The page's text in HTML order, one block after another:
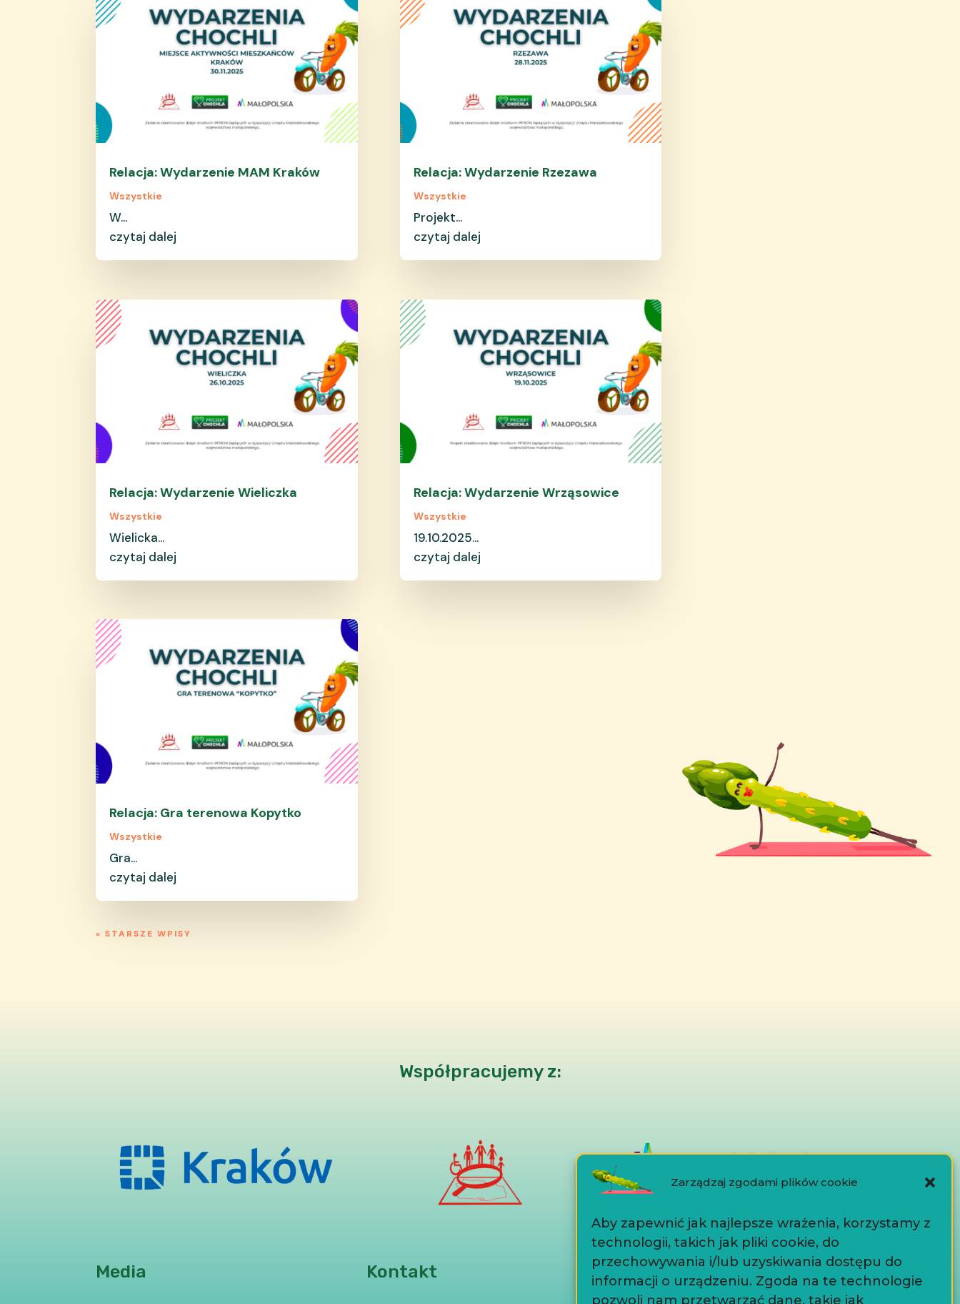
Zarządzaj zgodami plików cookie
Aby zapewnić jak najlepsze wrażenia, korzystamy z
technologii, takich jak pliki cookie, do
przechowywania i/lub uzyskiwania dostępu do
informacji o urządzeniu. Zgoda na te technologie
pozwoli nam przetwarzać dane, takie jak
Relacja: Wydarzenie MAM Kraków
Wszystkie
W...
czytaj dalej
Relacja: Wydarzenie Wieliczka
Wszystkie
Wielicka...
czytaj dalej
Relacja: Gra terenowa Kopytko
Wszystkie
Gra...
czytaj dalej
Relacja: Wydarzenie Rzezawa
Wszystkie
Projekt...
czytaj dalej
Relacja: Wydarzenie Wrząsowice
Wszystkie
19.10.2025...
czytaj dalej
« STARSZE WPISY
Współpracujemy z:
Media Kontakt Dokumenty